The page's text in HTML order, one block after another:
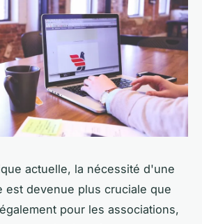
actuelle, la nécessité d'une
est devenue plus cruciale que
pour les associations,